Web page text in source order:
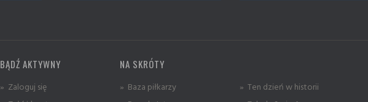
BĄDŹ AKTYWNY
» Zaloguj się
NA SKRÓTY
» Baza piłkarzy
» Ten dzień w historii